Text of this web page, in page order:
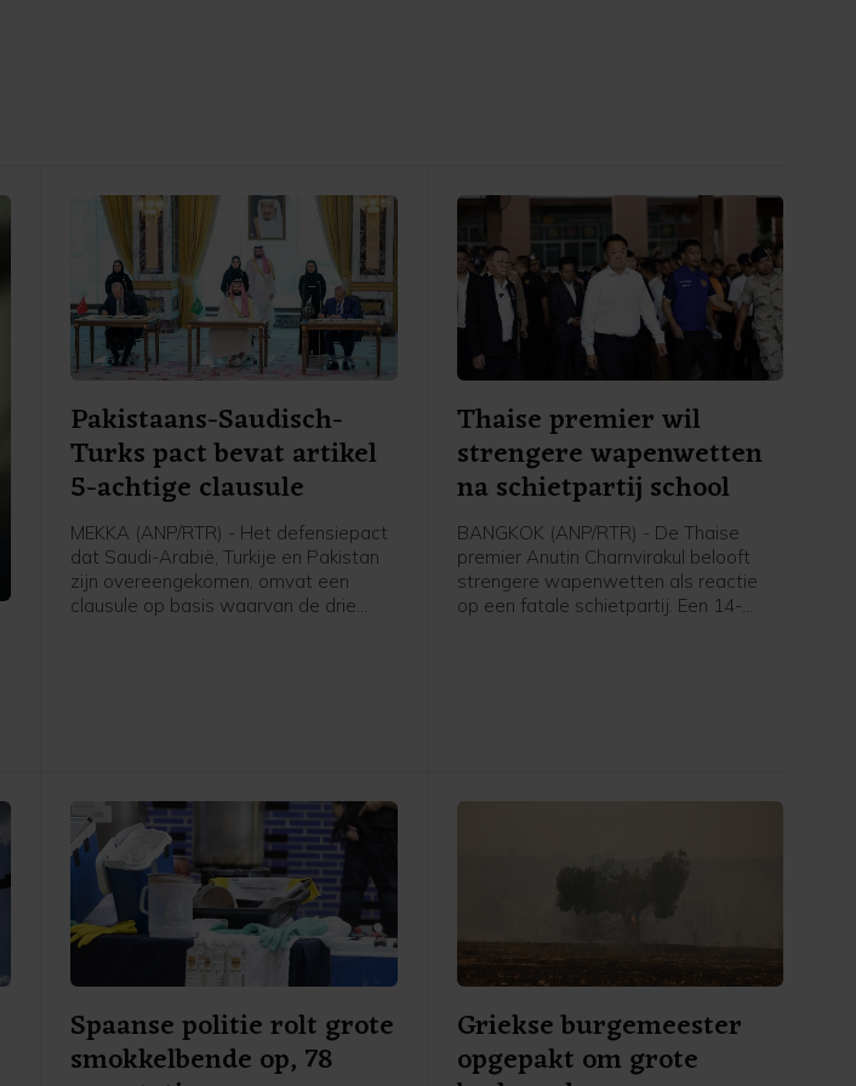
Pakistaans-Saudisch-
Turks pact bevat artikel
5-achtige clausule
MEKKA (ANP/RTR) - Het defensiepact
dat Saudi-Arabië, Turkije en Pakistan
zijn overeengekomen, omvat een
clausule op basis waarvan de drie
NAVO. Ook worden afspraken
gemaakt over intensievere
defensiesamenwerking.
Thaise premier wil
strengere wapenwetten
na schietpartij school
BANGKOK (ANP/RTR) - De Thaise
premier Anutin Charnvirakul belooft
strengere wapenwetten als reactie
op een fatale schietpartij. Een 14-
Spaanse politie rolt grote
smokkelbende op, 78
Griekse burgemeester
opgepakt om grote